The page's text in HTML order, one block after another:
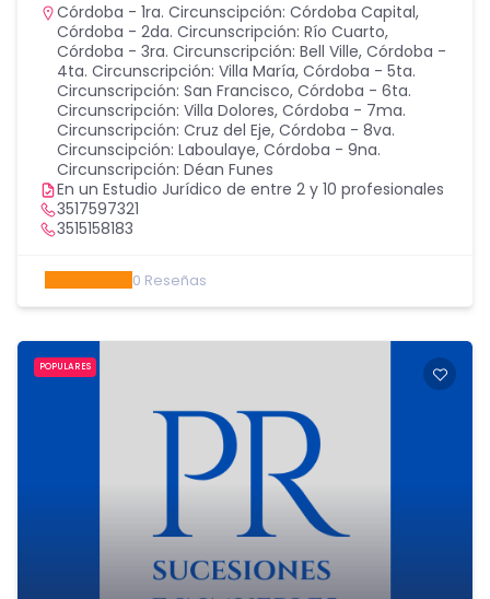
Córdoba - 1ra. Circunscipción: Córdoba Capital,
Córdoba - 2da. Circunscripción: Río Cuarto,
Córdoba - 3ra. Circunscripción: Bell Ville, Córdoba -
4ta. Circunscripción: Villa María, Córdoba - 5ta.
Circunscripción: San Francisco, Córdoba - 6ta.
Circunscripción: Villa Dolores, Córdoba - 7ma.
Circunscripción: Cruz del Eje, Córdoba - 8va.
Circunscipción: Laboulaye, Córdoba - 9na.
Circunscripción: Déan Funes
En un Estudio Jurídico de entre 2 y 10 profesionales
3517597321
3515158183
0 Reseñas
POPULARES